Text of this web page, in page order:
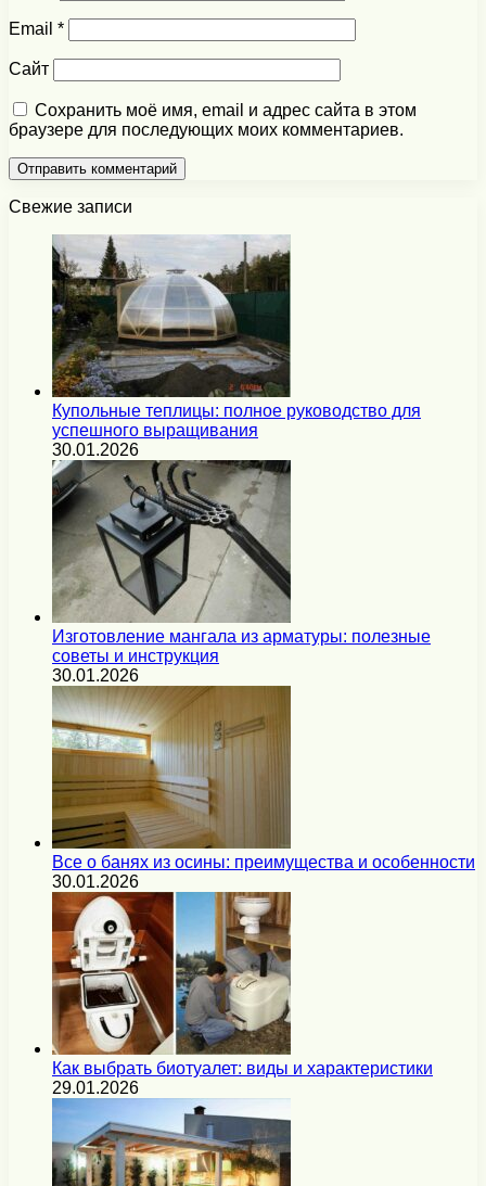
Email *
Сайт
Сохранить моё имя, email и адрес сайта в этом
браузере для последующих моих комментариев.
Свежие записи
Купольные теплицы: полное руководство для
успешного выращивания
30.01.2026
Изготовление мангала из арматуры: полезные
советы и инструкция
30.01.2026
Все о банях из осины: преимущества и особенности
30.01.2026
Как выбрать биотуалет: виды и характеристики
29.01.2026